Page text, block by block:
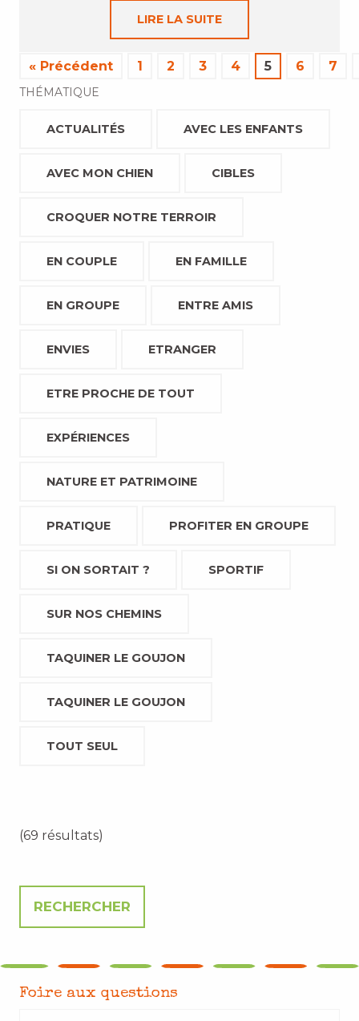
LIRE LA SUITE
« Précédent 1 2 3 4 5 6 7
THÉMATIQUE
ACTUALITÉS AVEC LES ENFANTS
AVEC MON CHIEN CIBLES
CROQUER NOTRE TERROIR
EN COUPLE EN FAMILLE
EN GROUPE ENTRE AMIS
ENVIES ETRANGER
ETRE PROCHE DE TOUT
EXPÉRIENCES
NATURE ET PATRIMOINE
PRATIQUE PROFITER EN GROUPE
SI ON SORTAIT ? SPORTIF
SUR NOS CHEMINS
TAQUINER LE GOUJON
TAQUINER LE GOUJON
TOUT SEUL
(69 résultats)
Foire aux questions